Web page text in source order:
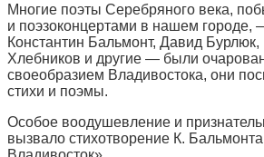
Многие поэты Серебряного века,
и поэзоконцертами в нашем городе,
Константин Бальмонт, Давид
Хлебников и другие — были
своеобразием Владивостока, они
стихи и поэмы.
Особое воодушевление и
вызвало стихотворение К.